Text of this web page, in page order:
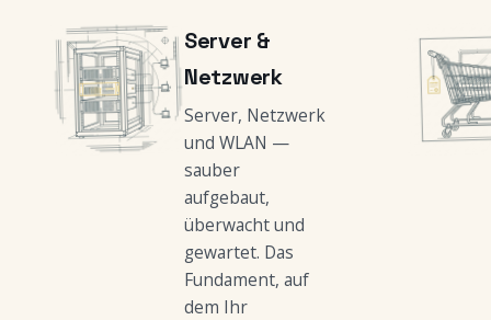
Server &
Netzwerk
Server, Netzwerk
und WLAN —
sauber
aufgebaut,
überwacht und
gewartet. Das
Fundament, auf
dem Ihr